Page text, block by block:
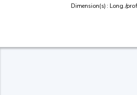
Dimension(s) : Long./